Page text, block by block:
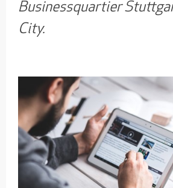
Businessquartier
City.